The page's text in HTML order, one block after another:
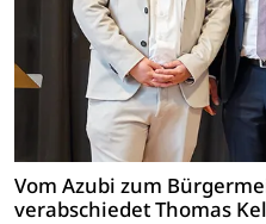
Vom Azubi zum
verabschiedet Thomas